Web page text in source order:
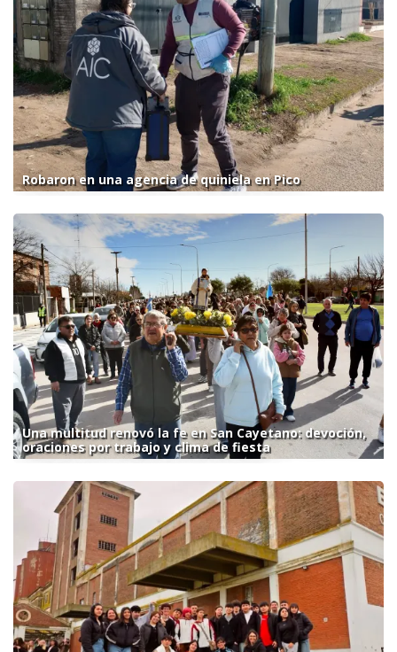
Robaron en una agencia de quiniela en Pico
Una multitud renovó la fe en San Cayetano: devoción,
oraciones por trabajo y clima de fiesta